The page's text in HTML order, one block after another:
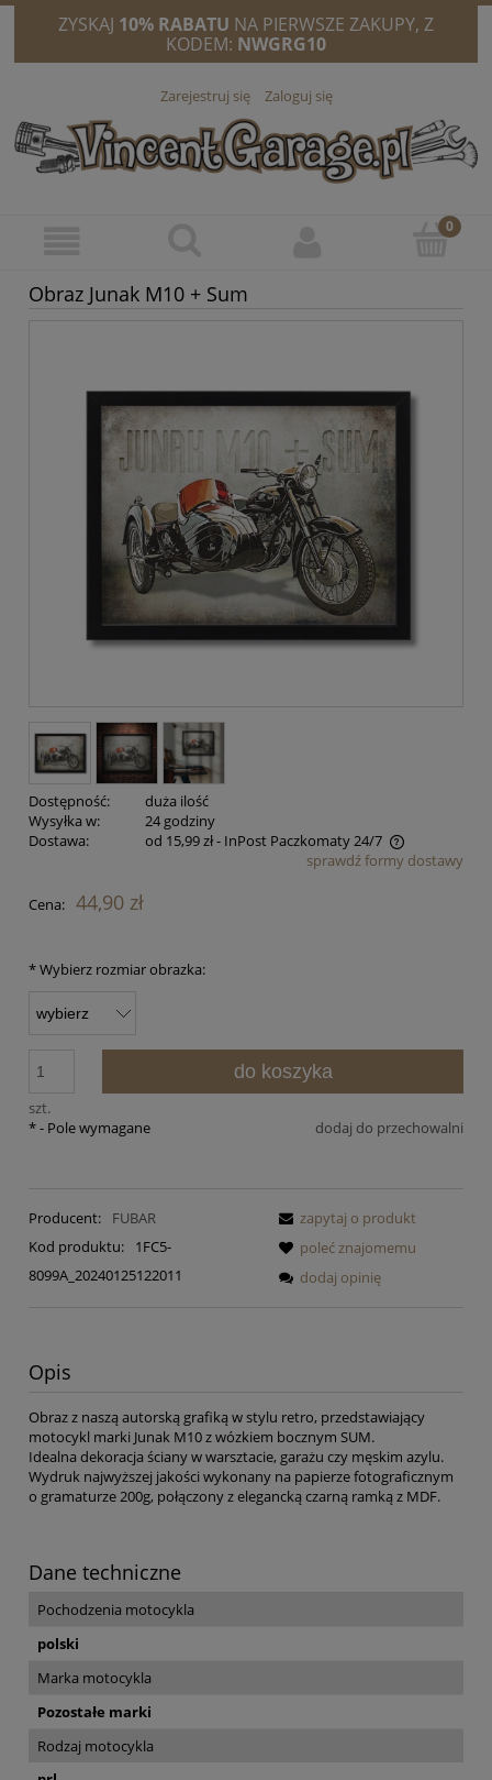
ZYSKAJ 10% RABATU NA PIERWSZE ZAKUPY, Z
KODEM: NWGRG10
Zarejestruj się Zaloguj się
Obraz Junak M10 + Sum
Dostępność:
duża ilość
Wysyłka w:
24 godziny
Dostawa:
od 15,99 zł- InPost Paczkomaty 24/7
Cena nie zawiera ewentualnych kosztów płatnościsprawdź formy dostawy
Cena: 44,90 zł
*Wybierz rozmiar obrazka:
szt.
do koszyka
dodaj do przechowalni
*- Pole wymagane
Producent:
FUBAR
Kod produktu:
1FC5-
8099A_20240125122011
zapytaj o produkt
poleć znajomemu
dodaj opinię
Opis
Obraz z naszą autorską grafiką w stylu retro, przedstawiający
motocykl marki Junak M10 z wózkiem bocznym SUM.
Idealna dekoracja ściany w warsztacie, garażu czy męskim azylu.
Wydruk najwyższej jakości wykonany na papierze fotograficznym
o gramaturze 200g, połączony z elegancką czarną ramką z MDF.
Dane techniczne
Pochodzenia motocykla
polski
Marka motocykla
Pozostałe marki
Rodzaj motocykla